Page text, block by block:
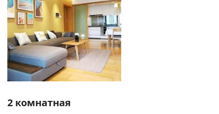
2 комнатная